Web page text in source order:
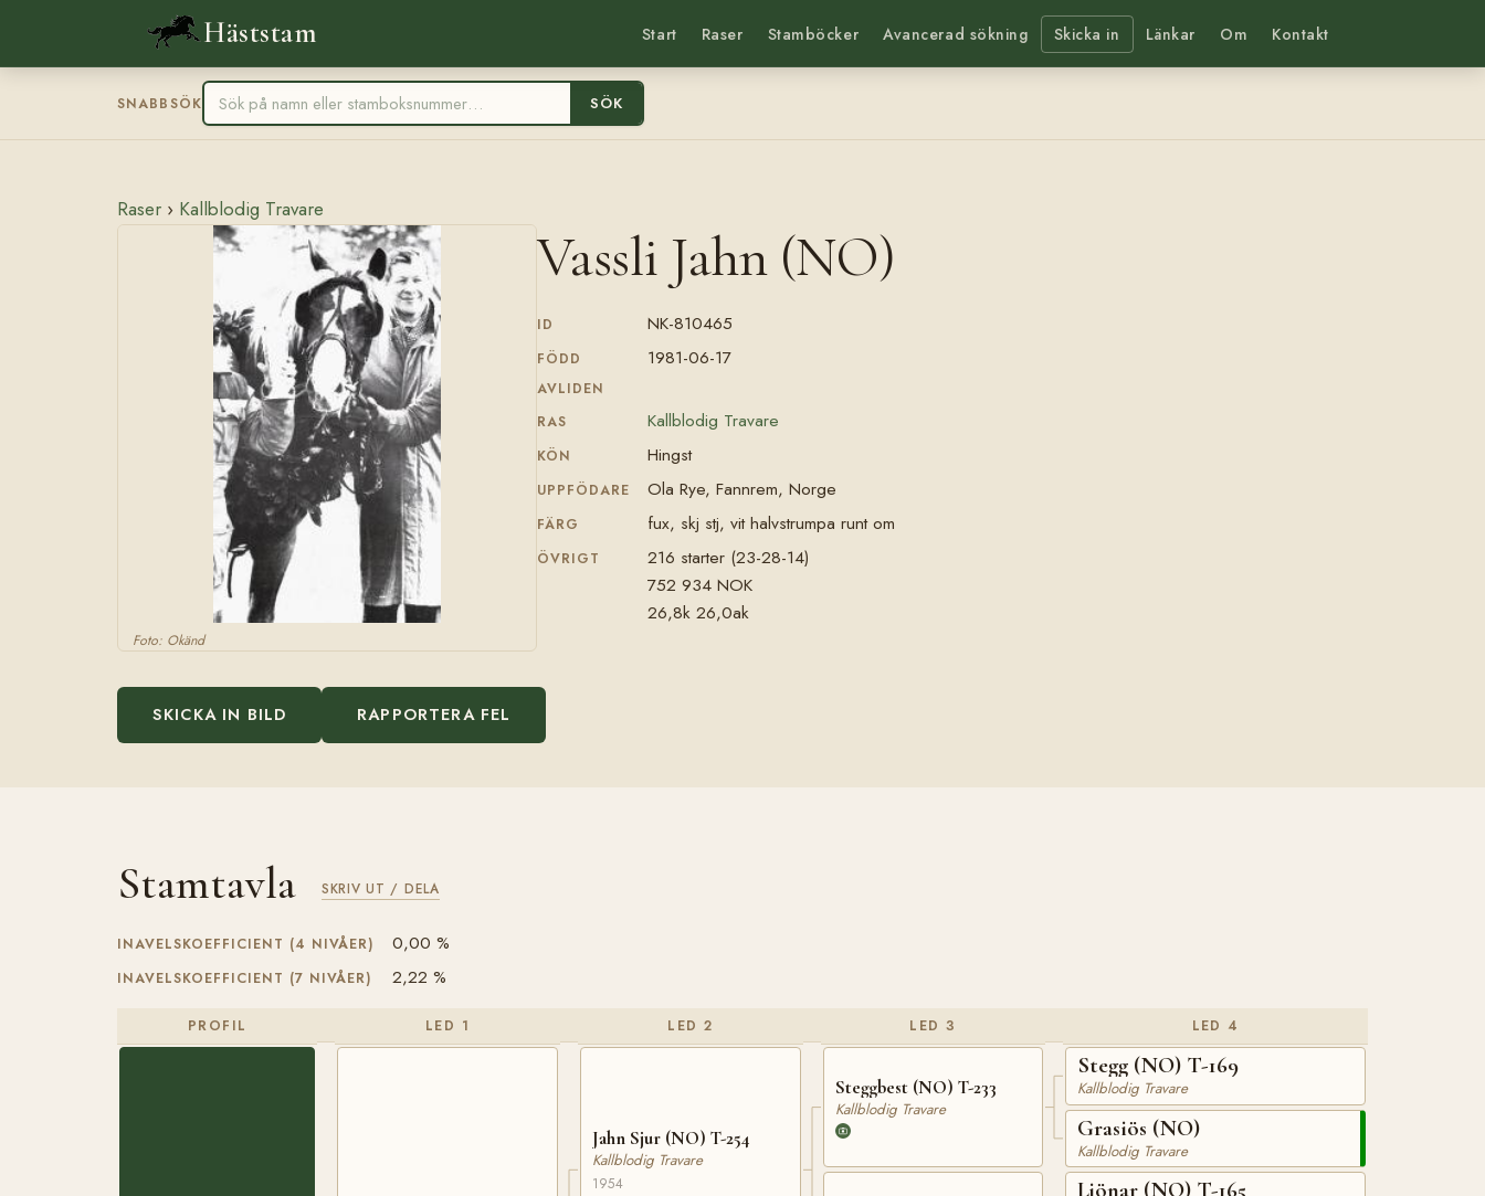
Häststam Start Raser Stamböcker Avancerad sökning Skicka in Länkar Om Kontakt
SNABBSÖK SÖK
Raser › Kallblodig Travare
Foto: Okänd
Vassli Jahn (NO)
ID NK-810465
FÖDD 1981-06-17
AVLIDEN
RAS
Kallblodig Travare
KÖN Hingst
UPPFÖDARE Ola Rye, Fannrem, Norge
FÄRG fux, skj stj, vit halvstrumpa runt om
ÖVRIGT
216 starter (23-28-14)
752 934 NOK
26,8k 26,0ak
SKICKA IN BILD RAPPORTERA FEL
Stamtavla SKRIV UT / DELA
INAVELSKOEFFICIENT (4 NIVÅER) 0,00 %
INAVELSKOEFFICIENT (7 NIVÅER) 2,22 %
PROFIL LED 1 LED 2
Jahn Sjur (NO) T-254
Kallblodig Travare
1954
LED 3
Steggbest (NO) T-233
Kallblodig Travare
LED 4
Stegg (NO) T-169
Kallblodig Travare
Grasiös (NO)
Kallblodig Travare
Ljönar (NO) T-165